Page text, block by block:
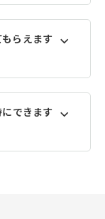
らえます
できます